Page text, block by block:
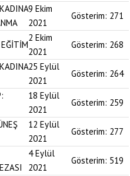
9 Ekim
2021
Gösterim: 271
2 Ekim
2021
Gösterim: 268
25 Eylül
2021
Gösterim: 264
18 Eylül
2021
Gösterim: 259
12 Eylül
2021
Gösterim: 277
4 Eylül
2021
Gösterim: 519